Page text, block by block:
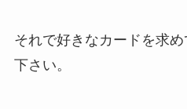
それで好きなカードを求
下さい。